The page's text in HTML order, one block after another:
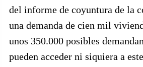
del informe de coyuntura de la
una demanda de cien mil
unos 350.000 posibles
pueden acceder ni siquiera a